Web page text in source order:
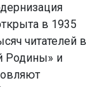
в 1935
читателей в
Родины» и